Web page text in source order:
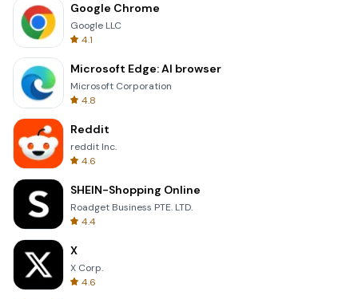
Google Chrome
Google LLC
4.1
Microsoft Edge: AI browser
Microsoft Corporation
4.8
Reddit
reddit Inc.
4.6
SHEIN-Shopping Online
Roadget Business PTE. LTD.
4.4
X
X Corp.
4.6